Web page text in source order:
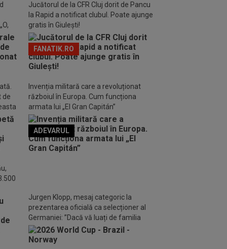
Jucătorul de la CFR Cluj dorit de Pancu
la Rapid a notificat clubul. Poate ajunge
gratis în Giulești!
FANATIK.RO
de
Invenția militară care a revoluționat
războiul în Europa. Cum funcționa
armata lui „El Gran Capitán”
ADEVARUL
Jurgen Klopp, mesaj categoric la
prezentarea oficială ca selecționer al
Germaniei: ”Dacă vă luați de familia
mea, plec”